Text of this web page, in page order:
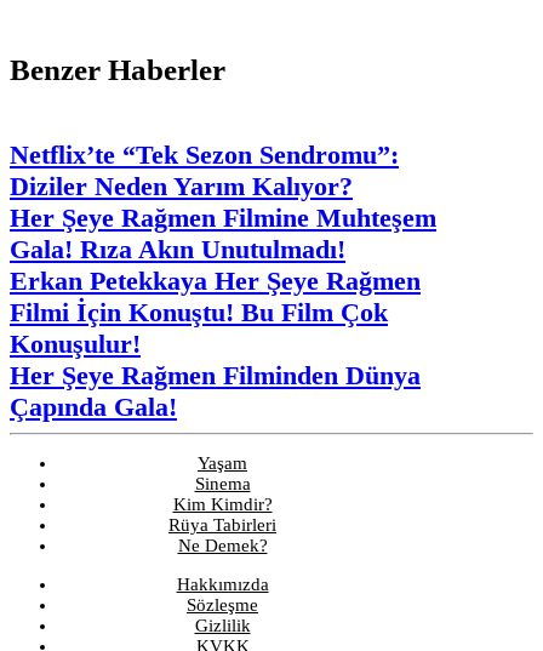
Benzer Haberler
Netflix’te “Tek Sezon Sendromu”:
Diziler Neden Yarım Kalıyor?
Her Şeye Rağmen Filmine Muhteşem
Gala! Rıza Akın Unutulmadı!
Erkan Petekkaya Her Şeye Rağmen
Filmi İçin Konuştu! Bu Film Çok
Konuşulur!
Her Şeye Rağmen Filminden Dünya
Çapında Gala!
Yaşam
Sinema
Kim Kimdir?
Rüya Tabirleri
Ne Demek?
Hakkımızda
Sözleşme
Gizlilik
KVKK